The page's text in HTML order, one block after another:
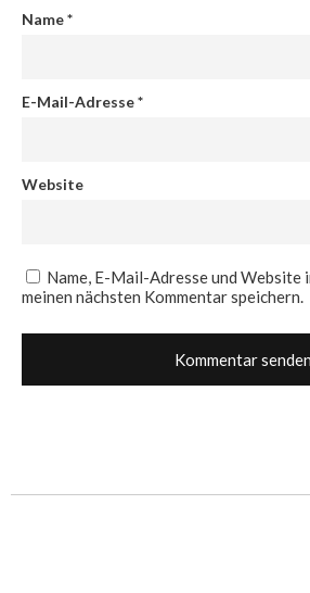
Name*
E-Mail-Adresse*
Website
Name, E-Mail-Adresse und Website
meinen nächsten Kommentar speichern.